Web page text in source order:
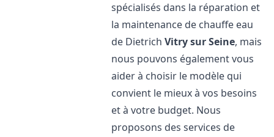
spécialisés dans la réparation et
la maintenance de chauffe eau
de DietrichVitry sur Seine, mais
nous pouvons également vous
aider à choisir le modèle qui
convient le mieux à vos besoins
et à votre budget. Nous
proposons des services de